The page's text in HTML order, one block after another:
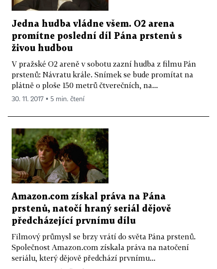
Jedna hudba vládne všem. O2 arena
promítne poslední díl Pána prstenů s
živou hudbou
V pražské O2 areně v sobotu zazní hudba z filmu Pán
prstenů: Návratu krále. Snímek se bude promítat na
plátně o ploše 150 metrů čtverečních, na...
30. 11. 2017 ▪ 5 min. čtení
Amazon.com získal práva na Pána
prstenů, natočí hraný seriál dějově
předcházející prvnímu dílu
Filmový průmysl se brzy vrátí do světa Pána prstenů.
Společnost Amazon.com získala práva na natočení
seriálu, který dějově předchází prvnímu...